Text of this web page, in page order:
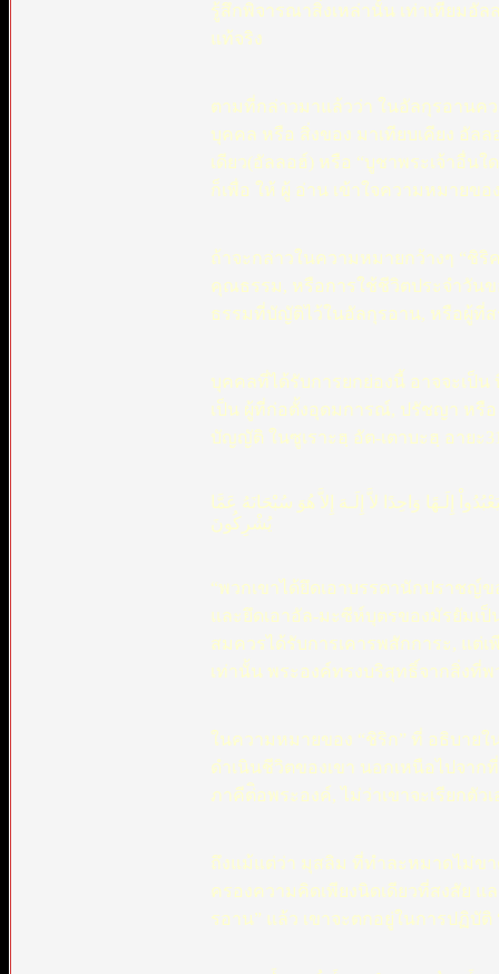
รู้สึกพิจารณาสิ่งเหล่านั้น เท่าเทียมอั
แท้จริง
ตามที่กล่าวมาแล้วว่า ในอัลกุรอานค
บุคคล หรือ สิ่งของ มาเทียบเคียง อัล
เดียว(อัลลอฮ์) หรือ “บูชาพระเจ้าอื่น
ก็เพื่อ ให้ ผู้ อ่าน เข้าใจความหมายข
ถ้าจะกล่าวในความหมายกว้างๆ “ชิ
คุณธรรม, หรือการใช้ชีวิตประจำวัน
ธรรมที่บัญัติไว้ในอัลกุรอาน, หรือผู้ที่
บุคคลที่ได้รับการยกย่องนี้ อาจจะเป็
เป็น ผู้ที่ก่อตั้งอุดมการณ์, ปรัชญา หรื
บัญญัติ ในซูเราะฮฺ อัต-เตาบะฮฺ อายะ
إِلَـهًا وَاحِدًا لاَّ إِلَـهَ إِلاَّ هُوَ سُبْحَانَهُ عَمَّا
يُشْرِكُونَ
“พวกเขาได้ยึดเอาบรรดานักปราชญ์
และยึดเอาอัล-มะซีห์บุตรของมัรยัมเ
สมควรได้รับการเคารพสักการะ, แต่
เท่านั้น พระองค์ทรงบริสุทธิ์จากสิ่งที่พ
ในความหมายของ “ชิริก” ที่ อธิบาย
ดำเนินชีวิตของเขา นอกเหนือไปจา
ภาคีต่ิอพระองค์, ไม่ว่าเขาจะเรียกตัว
ถึงแม้แต่ว่า มุสลิม ที่ทำละหมาดไม่ข
ครองความคิดเพียงนิดเดียวที่สงสัย
รอาน” แล้ว เขาจะตกอยู่ในการปฏิบัติ